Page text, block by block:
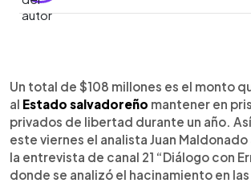
► Escuchar artículo
Un total de $108 millones es el monto
al Estado salvadoreño mantener en
privados de libertad durante un año.
este viernes el analista Juan
la entrevista de canal 21 “Diálogo con
donde se analizó el hacinamiento en